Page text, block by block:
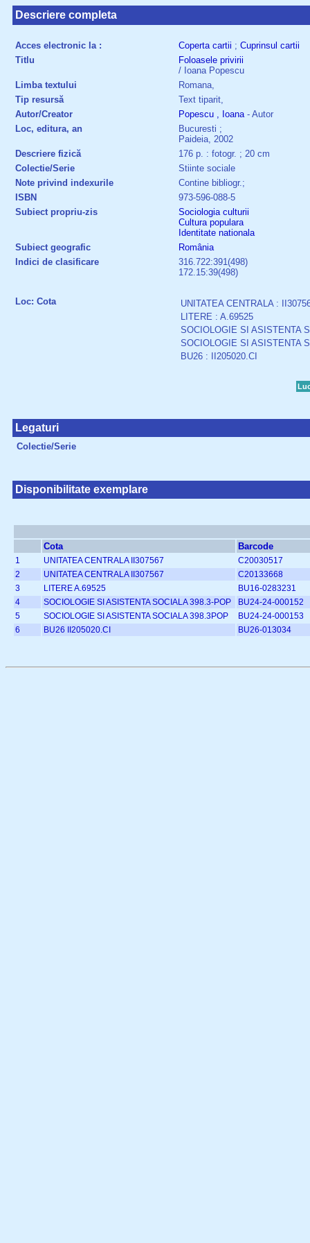
Descriere completa
Acces electronic la : Coperta cartii ; Cuprinsul cartii
Titlu
Foloasele privirii
/ Ioana Popescu
Limba textului
Romana,
Tip resursă
Text tiparit,
Autor/Creator
Popescu , Ioana- Autor
Loc, editura, an
Bucuresti ;
Paideia, 2002
Descriere fizică
176 p. : fotogr. ; 20 cm
Colectie/Serie
Stiinte sociale
Note privind indexurile
Contine bibliogr.;
ISBN
973-596-088-5
Subiect propriu-zis
Sociologia culturii
Cultura populara
Identitate nationala
Subiect geografic
România
Indici de clasificare
316.722:391(498)
172.15:39(498)
Loc: Cota
UNITATEA CENTRALA :
LITERE : A.69525
SOCIOLOGIE SI ASISTENTA
SOCIOLOGIE SI ASISTENTA
BU26 : II205020.CI
Legaturi
Colectie/Serie
Disponibilitate exemplare
Cota Barcode
1 UNITATEA CENTRALA II307567
C20030517
2
UNITATEA CENTRALA II307567
C20133668
3
LITERE A.69525
BU16-0283231
4
SOCIOLOGIE SI ASISTENTA SOCIALA 398.3-POP
BU24-24-000152
5
SOCIOLOGIE SI ASISTENTA SOCIALA 398.3POP
BU24-24-000153
6
BU26 II205020.CI BU26-013034